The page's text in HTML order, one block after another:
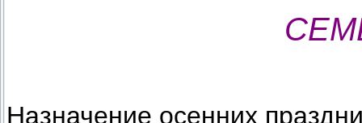
Назначение осенних